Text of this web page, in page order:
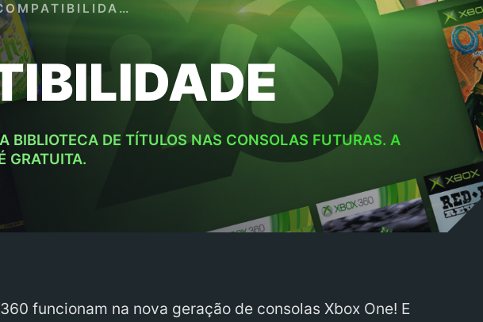
BIBLIOTECA DE TÍTULOS NAS CONSOLAS FUTURAS. A
GRATUITA.
RETROCOMPATIBILIDADE
funcionam na nova geração de consolas Xbox One! E